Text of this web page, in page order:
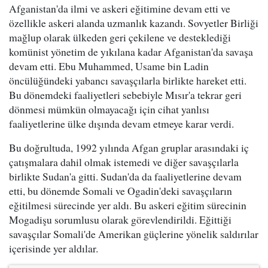
Afganistan'da ilmi ve askeri eğitimine devam etti ve
özellikle askeri alanda uzmanlık kazandı. Sovyetler Birliği
mağlup olarak ülkeden geri çekilene ve desteklediği
komünist yönetim de yıkılana kadar Afganistan'da savaşa
devam etti. Ebu Muhammed, Usame bin Ladin
öncülüğündeki yabancı savaşçılarla birlikte hareket etti.
Bu dönemdeki faaliyetleri sebebiyle Mısır'a tekrar geri
dönmesi mümkün olmayacağı için cihat yanlısı
faaliyetlerine ülke dışında devam etmeye karar verdi.
Bu doğrultuda, 1992 yılında Afgan gruplar arasındaki iç
çatışmalara dahil olmak istemedi ve diğer savaşçılarla
birlikte Sudan'a gitti. Sudan'da da faaliyetlerine devam
etti, bu dönemde Somali ve Ogadin'deki savaşçıların
eğitilmesi sürecinde yer aldı. Bu askeri eğitim sürecinin
Mogadişu sorumlusu olarak görevlendirildi. Eğittiği
savaşçılar Somali'de Amerikan güçlerine yönelik saldırılar
içerisinde yer aldılar.